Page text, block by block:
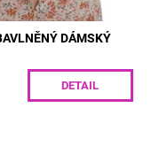
DÁMSKÝ
DETAIL